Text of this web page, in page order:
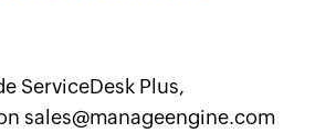
ServiceDesk Plus,
sales@manageengine.com